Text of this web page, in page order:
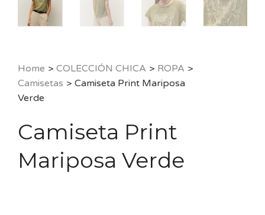
Home > COLECCIÓN CHICA > ROPA >
Camisetas > Camiseta Print Mariposa
Verde
Camiseta Print
Mariposa Verde